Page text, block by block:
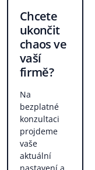
Chcete
ukončit
chaos ve
vaší
firmě?
Na
bezplatné
konzultaci
projdeme
vaše
aktuální